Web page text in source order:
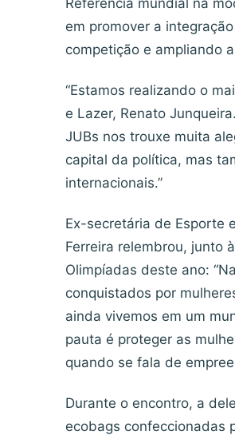
em promover a
competição e ampliando
“Estamos realizando o
e Lazer, Renato
JUBs nos trouxe muita
capital da política, mas
internacionais.”
Ex-secretária de Esporte
Ferreira relembrou, junto
Olimpíadas deste ano:
conquistados por
ainda vivemos em um
pauta é proteger as
quando se fala de
Durante o encontro, a
ecobags confeccionadas